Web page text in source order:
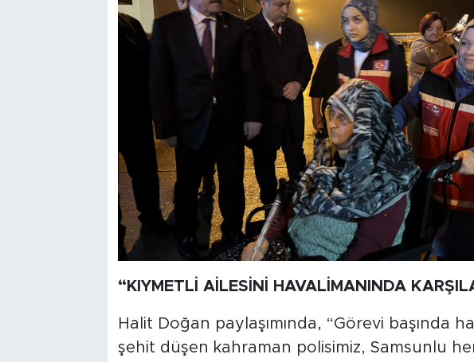
“KIYMETLİ AİLESİNİ HAVALİMANINDA
Halit Doğan paylaşımında, “Görevi başında
şehit düşen kahraman polisimiz, Samsunlu